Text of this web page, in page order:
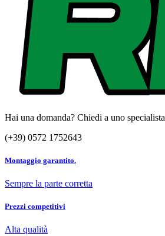
Hai una domanda? Chiedi a uno specialista
(+39) 0572 1752643
Montaggio garantito.
Sempre la parte corretta
Prezzi competitivi
Alta qualità